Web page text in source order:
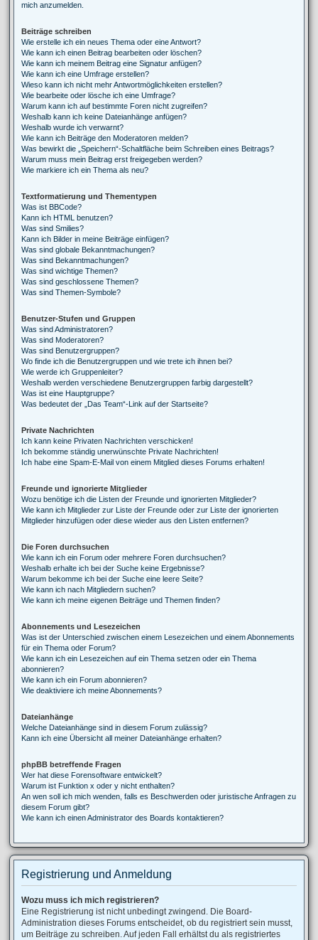
mich anzumelden.
Beiträge schreiben
Wie erstelle ich ein neues Thema oder eine Antwort?
Wie kann ich einen Beitrag bearbeiten oder löschen?
Wie kann ich meinem Beitrag eine Signatur anfügen?
Wie kann ich eine Umfrage erstellen?
Wieso kann ich nicht mehr Antwortmöglichkeiten erstellen?
Wie bearbeite oder lösche ich eine Umfrage?
Warum kann ich auf bestimmte Foren nicht zugreifen?
Weshalb kann ich keine Dateianhänge anfügen?
Weshalb wurde ich verwarnt?
Wie kann ich Beiträge den Moderatoren melden?
Was bewirkt die „Speichern“-Schaltfläche beim Schreiben eines Beitrags?
Warum muss mein Beitrag erst freigegeben werden?
Wie markiere ich ein Thema als neu?
Textformatierung und Thementypen
Was ist BBCode?
Kann ich HTML benutzen?
Was sind Smilies?
Kann ich Bilder in meine Beiträge einfügen?
Was sind globale Bekanntmachungen?
Was sind Bekanntmachungen?
Was sind wichtige Themen?
Was sind geschlossene Themen?
Was sind Themen-Symbole?
Benutzer-Stufen und Gruppen
Was sind Administratoren?
Was sind Moderatoren?
Was sind Benutzergruppen?
Wo finde ich die Benutzergruppen und wie trete ich ihnen bei?
Wie werde ich Gruppenleiter?
Weshalb werden verschiedene Benutzergruppen farbig dargestellt?
Was ist eine Hauptgruppe?
Was bedeutet der „Das Team“-Link auf der Startseite?
Private Nachrichten
Ich kann keine Privaten Nachrichten verschicken!
Ich bekomme ständig unerwünschte Private Nachrichten!
Ich habe eine Spam-E-Mail von einem Mitglied dieses Forums erhalten!
Freunde und ignorierte Mitglieder
Wozu benötige ich die Listen der Freunde und ignorierten Mitglieder?
Wie kann ich Mitglieder zur Liste der Freunde oder zur Liste der ignorierten
Mitglieder hinzufügen oder diese wieder aus den Listen entfernen?
Die Foren durchsuchen
Wie kann ich ein Forum oder mehrere Foren durchsuchen?
Weshalb erhalte ich bei der Suche keine Ergebnisse?
Warum bekomme ich bei der Suche eine leere Seite?
Wie kann ich nach Mitgliedern suchen?
Wie kann ich meine eigenen Beiträge und Themen finden?
Abonnements und Lesezeichen
Was ist der Unterschied zwischen einem Lesezeichen und einem Abonnements
für ein Thema oder Forum?
Wie kann ich ein Lesezeichen auf ein Thema setzen oder ein Thema
abonnieren?
Wie kann ich ein Forum abonnieren?
Wie deaktiviere ich meine Abonnements?
Dateianhänge
Welche Dateianhänge sind in diesem Forum zulässig?
Kann ich eine Übersicht all meiner Dateianhänge erhalten?
phpBB betreffende Fragen
Wer hat diese Forensoftware entwickelt?
Warum ist Funktion x oder y nicht enthalten?
An wen soll ich mich wenden, falls es Beschwerden oder juristische Anfragen zu
diesem Forum gibt?
Wie kann ich einen Administrator des Boards kontaktieren?
Registrierung und Anmeldung
Wozu muss ich mich registrieren?
Eine Registrierung ist nicht unbedingt zwingend. Die Board-
Administration dieses Forums entscheidet, ob du registriert sein musst,
um Beiträge zu schreiben. Auf jeden Fall erhältst du als registriertes